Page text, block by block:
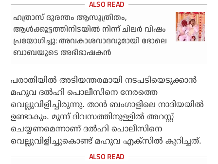
ഹത്രാസ് ദുരന്തം ആസൂത്രിതം,
ആൾക്കൂട്ടത്തിനിടയിൽ നിന്ന് ചിലർ വിഷം
പ്രയോ​ഗിച്ചു: അവകാശവാദവുമായി ഭോലെ
ബാബയുടെ അഭിഭാഷകന്‍
പരാതിയില്‍ അടിയന്തരമായി നടപടിയെടുക്കാന്‍
മഹുവ ദല്‍ഹി പൊലീസിനെ നേരത്തെ
വെല്ലുവിളിച്ചിരുന്നു. താന്‍ ബംഗാളിലെ നാദിയയില്‍
ഉണ്ടാകും. മൂന്ന് ദിവസത്തിനുള്ളില്‍ അറസ്റ്റ്
ചെയ്യണമെന്നാണ് ദല്‍ഹി പൊലീസിനെ
വെല്ലുവിളിച്ചുകൊണ്ട് മഹുവ എക്‌സില്‍ കുറിച്ചത്.